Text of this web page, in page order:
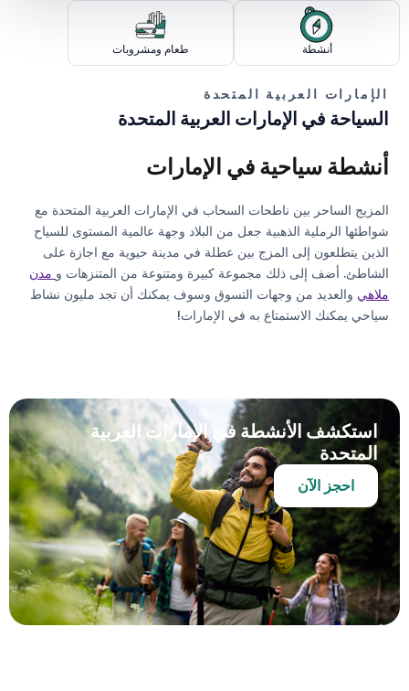
أنشطة طعام ومشروبات
الإمارات العربية المتحدة
السياحة في الإمارات العربية المتحدة
أنشطة سياحية في الإمارات
المزيج الساحر بين ناطحات السحاب في الإمارات العربية المتحدة مع
شواطئها الرملية الذهبية جعل من البلاد وجهة عالمية المستوى للسياح
الذين يتطلعون إلى المزج بين عطلة في مدينة حيوية مع اجازة على
الشاطئ. أضف إلى ذلك مجموعة كبيرة ومتنوعة من المتنزهات و مدن
ملاهي والعديد من وجهات التسوق وسوف يمكنك أن تجد مليون نشاط
سياحي يمكنك الاستمتاع به في الإمارات!
استكشف الأنشطة في الإمارات العربية
المتحدة
احجز الآن